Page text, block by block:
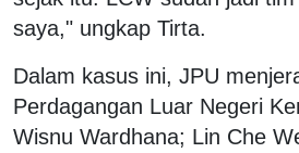
saya," ungkap Tirta.
Dalam kasus ini, JPU
Perdagangan Luar Negeri
Wisnu Wardhana; Lin Che